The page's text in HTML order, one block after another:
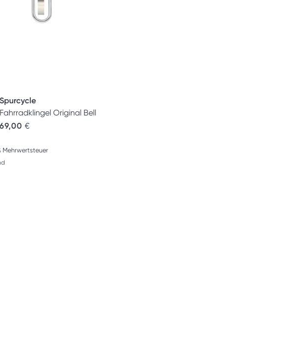
Spurcycle
Fahrradklingel Original Bell
69,00 €
Mehrwertsteuer